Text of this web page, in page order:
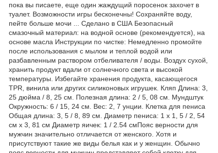
пока вы писаете, еще один жаждущий поросенок захочет в
туалет. Возможности игры бесконечны! Сохраняйте воду,
пейте больше мочи ... Сделано в США Безопасный
смазочный материал: на водной основе (рекомендуется), на
основе масла Инструкции по чистке: Немедленно промойте
после использования с мылом и теплой водой или
разбавленным раствором отбеливателя / воды. Воздух сухой,
хранить продукт вдали от солнечного света и высокой
температуры. Избегайте хранения продукта, касающегося
TPR, винила или других силиконовых игрушек. Кляп Длина: 3,
25 дюйма / 8, 25 см. Полезная длина: 2 / 5, 08 см. Мундштук
Окружность: 6 / 15, 24 см. Вес: 2, 7 унции. Клетка для пениса
Общая длина: 3, 5 / 8, 89 см. Диаметр пениса: 1 x 1, 5 / 2, 54
см x 3, 81 см Диаметр яичек: 1 / 2.54 смПояс верности для
мужчин значительно отличается от женского. Хотя и
присутствуют такие же виды белья как и у женщин. Обычно